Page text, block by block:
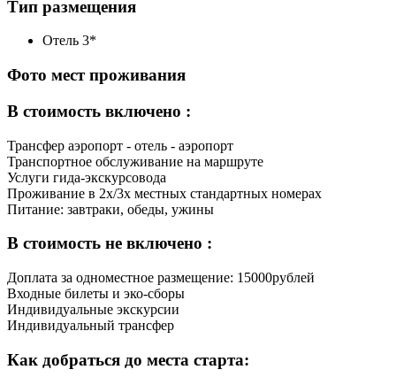
Тип размещения
Отель 3*
Фото мест проживания
В стоимость включено :
Трансфер аэропорт - отель - аэропорт
Транспортное обслуживание на маршруте
Услуги гида-экскурсовода
Проживание в 2х/3х местных стандартных номерах
Питание: завтраки, обеды, ужины
В стоимость не включено :
Доплата за одноместное размещение: 15000рублей
Входные билеты и эко-сборы
Индивидуальные экскурсии
Индивидуальный трансфер
Как добраться до места старта: